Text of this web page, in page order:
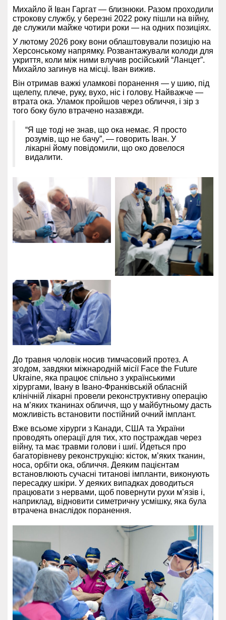
Михайло й Іван Гаргат — близнюки. Разом проходили
строкову службу, у березні 2022 року пішли на війну,
де служили майже чотири роки — на одних позиціях.
У лютому 2026 року вони облаштовували позицію на
Херсонському напрямку. Розвантажували колоди для
укриття, коли між ними влучив російський “Ланцет”.
Михайло загинув на місці. Іван вижив.
Він отримав важкі уламкові поранення — у шию, під
щелепу, плече, руку, вухо, ніс і голову. Найважче —
втрата ока. Уламок пройшов через обличчя, і зір з
того боку було втрачено назавжди.
“Я ще тоді не знав, що ока немає. Я просто
розумів, що не бачу”, — говорить Іван. У
лікарні йому повідомили, що око довелося
видалити.
До травня чоловік носив тимчасовий протез. А
згодом, завдяки міжнародній місії Face the Future
Ukraine, яка працює спільно з українськими
хірургами, Івану в Івано-Франківській обласній
клінічній лікарні провели реконструктивну операцію
на м’яких тканинах обличчя, що у майбутньому дасть
можливість встановити постійний очний імплант.
Вже всьоме хірурги з Канади, США та України
проводять операції для тих, хто постраждав через
війну, та має травми голови і шиї. Йдеться про
багаторівневу реконструкцію: кісток, м’яких тканин,
носа, орбіти ока, обличчя. Деяким пацієнтам
встановлюють сучасні титанові імпланти, виконують
пересадку шкіри. У деяких випадках доводиться
працювати з нервами, щоб повернути рухи м’язів і,
наприклад, відновити симетричну усмішку, яка була
втрачена внаслідок поранення.